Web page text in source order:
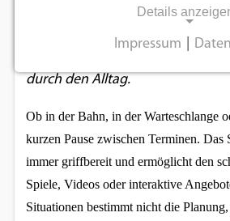
durch den Alltag.
Ob in der Bahn, in der Warteschlange
kurzen Pause zwischen Terminen. Das
immer griffbereit und ermöglicht den
Spiele, Videos oder interaktive
Situationen bestimmt nicht die
Details
Notwendige Cookies
grundlegende Funktionen
einwandfreie Funktion der
erforderlich.
Einverständnis-Cookie
Impressum